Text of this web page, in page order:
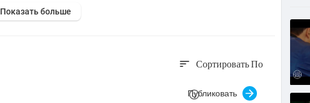
Показать больше
sort Сортировать По
Публиковать